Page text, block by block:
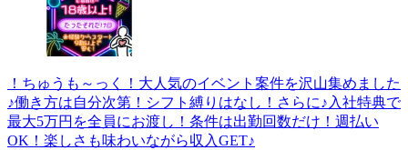
！ちゅうも～っく！大人気のイベント案件を沢山集めました
♪働き方は自分次第！シフト縛りはなし！さらに♪入社特典で
最大5万円を全員にお渡し！条件は出勤回数だけ！週払い
OK！楽しさも味わいながら収入GET♪